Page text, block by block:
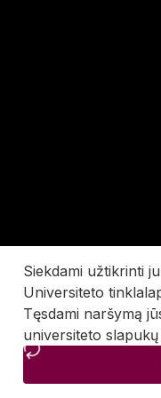
Siekdami užtikrinti
Universiteto
Tęsdami naršymą
universiteto